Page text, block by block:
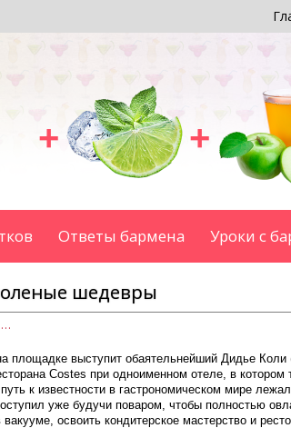
+ +
Ответы бармена Уроки с
шедевры
Дидье Коли на ПИРе: сладкие и соленые шедевры
площадке выступит обаятельнейший Дидье Коли
Costes при одноименном отеле, в котором
к известности в гастрономическом мире
уже будучи поваром, чтобы полностью
освоить кондитерское мастерство и